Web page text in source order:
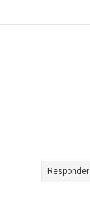
Responder